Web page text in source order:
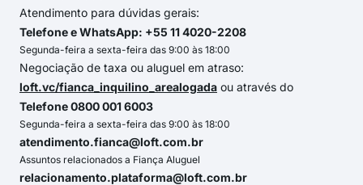
Atendimento para dúvidas gerais:
Telefone e WhatsApp: +55 11 4020-2208
Segunda-feira a sexta-feira das 9:00 às 18:00
Negociação de taxa ou aluguel em atraso:
loft.vc/fianca_inquilino_arealogada ou através do
Telefone 0800 001 6003
Segunda-feira a sexta-feira das 9:00 às 18:00
atendimento.fianca@loft.com.br
Assuntos relacionados a Fiança Aluguel
relacionamento.plataforma@loft.com.br